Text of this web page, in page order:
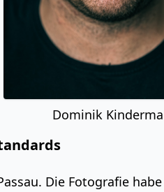
Dominik
Die Fotografie